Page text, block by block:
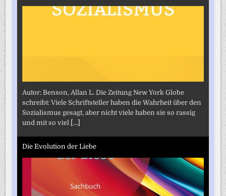
Autor: Benson, Allan L. Die Zeitung New York Globe
schreibt: Viele Schriftsteller haben die Wahrheit über den
Sozialismus gesagt, aber nicht viele haben sie so rassig
und mit so viel [...]
Die Evolution der Liebe